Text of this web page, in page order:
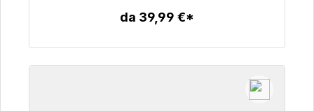
da 39,99 €*